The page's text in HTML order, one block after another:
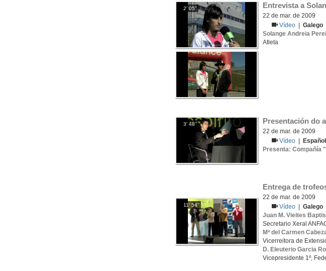
2' 05'' Entrevista a
22 de mar. de 2009
Vídeo |Galego
Solange Andreia
Atleta
3' 48'' Presentación do
22 de mar. de 2009
Vídeo |Español
Presenta: Compañía
11' 54''
Entrega de
22 de mar. de 2009
Vídeo |Galego
Juan M. Vieites
Secretario Xeral
Mª del Carmen
Vicerreitora de
D. Eleuterio Garcia
Vicepresidente 1º,